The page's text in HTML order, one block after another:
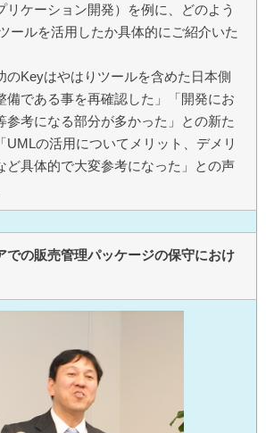
リケーション開発）を例に、どのよう
ールを活用したか具体的にご紹介いた
Keyはやはりツールを含めた日本側
備である事を再確認した」「開発にお
参考になる部分が多かった」との新た
UMLの活用についてメリット、デメリ
ど具体的で大変参考になった」との声
での販売管理パッケージの保守におけ